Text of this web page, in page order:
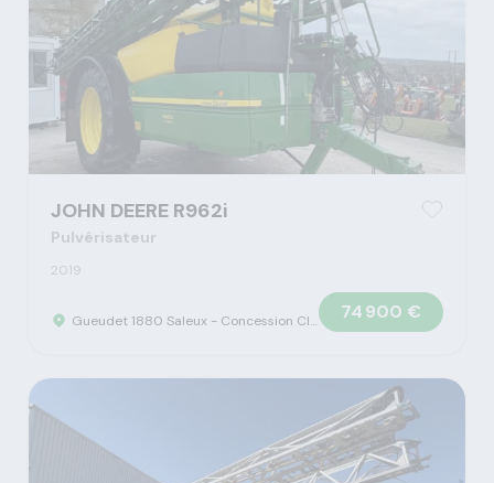
JOHN DEERE R962i
Pulvérisateur
2019
Gueudet 1880 Saleux - Concession Claas 74 900 €